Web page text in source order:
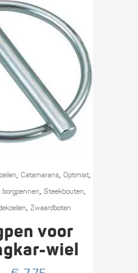
, Catamarans, Optimist,
borgpennen, Steekbouten,
, Zwaard­boten
voor
wiel